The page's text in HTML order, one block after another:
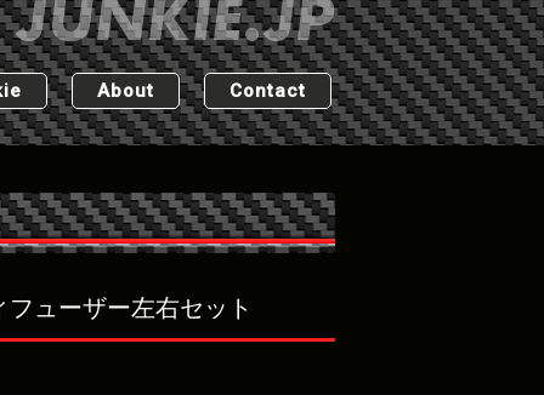
About Contact
ューザー左右セット